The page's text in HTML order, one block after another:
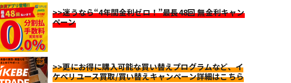
>>迷うなら“4年間金利ゼロ！”最長48回 無金利キャン
ペーン
>>更にお得に購入可能な買い替えプログラムなど、イ
ケベリユース買取/買い替えキャンペーン詳細はこちら